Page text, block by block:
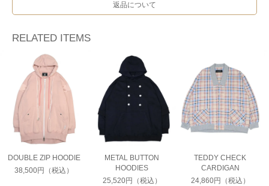
返品について
RELATED ITEMS
DOUBLE ZIP HOODIE
38,500円（税込）
METAL BUTTON
HOODIES
25,520円（税込）
TEDDY CHECK
CARDIGAN
24,860円（税込）